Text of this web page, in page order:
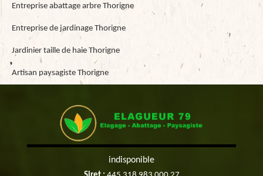
Entreprise abattage arbre Thorigne
Entreprise de jardinage Thorigne
Jardinier taille de haie Thorigne
Artisan paysagiste Thorigne
indisponible